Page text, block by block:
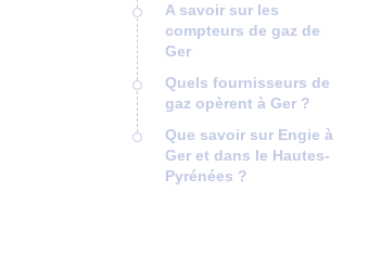
A savoir sur les
compteurs de gaz de
Ger
Quels fournisseurs de
gaz opèrent à Ger ?
Que savoir sur Engie à
Ger et dans le Hautes-
Pyrénées ?